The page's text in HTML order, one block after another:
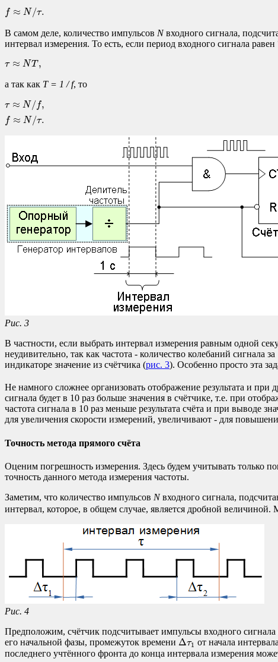
f ≈ N/τ.
N/τ .
В самом деле, количество импульсов Nвходного сигнала,
интервал измерения. То есть, если период входного сигнала равен
τ ≈ NT ,
τ≈ NT,
а так как T = 1 / f, то
τ ≈ N/f,
f ≈ N/τ.
Рис. 3
В частности, если выбрать интервал измерения равным одной
неудивительно, так как частота - количество колебаний сигнала
индикаторе значение из счётчика (рис. 3). Особенно просто эта
Не намного сложнее организовать отображение результата и при
сигнала будет в 10 раз больше значения в счётчике, т.е. при
частота сигнала в 10 раз меньше результата счёта и при выводе
для увеличения скорости измерений, увеличивают - для
Точность метода прямого счёта
Оценим погрешность измерения. Здесь будем учитывать только
точность данного метода измерения частоты.
Заметим, что количество импульсов Nвходного сигнала,
интервал, которое, в общем случае, является дробной величиной.
Рис. 4
Предположим, счётчик подсчитывает импульсы входного
его начальной фазы, промежуток времени Δτ1
Δτ1 от начала
последнего учтённого фронта до конца интервала измерения